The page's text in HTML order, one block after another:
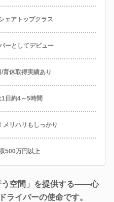
ェアトップクラス
ーとしてデビュー
育休取得実績あり
1日約4～5時間
メリハリもしっかり
500万円以上
う空間」を提供する――心
ライバーの使命です。